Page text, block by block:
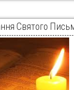
Святого